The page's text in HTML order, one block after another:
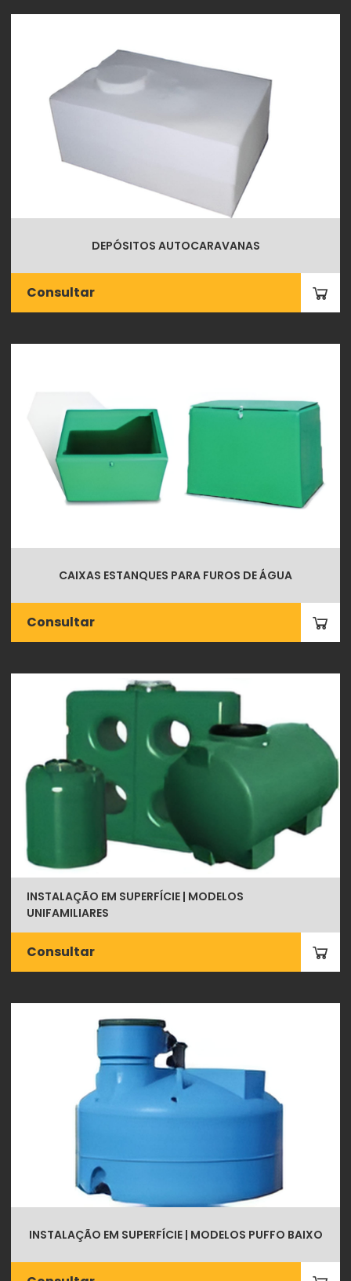
DEPÓSITOS AUTOCARAVANAS
Consultar
CAIXAS ESTANQUES PARA FUROS DE ÁGUA
Consultar
INSTALAÇÃO EM SUPERFÍCIE | MODELOS
UNIFAMILIARES
Consultar
INSTALAÇÃO EM SUPERFÍCIE | MODELOS PUFFO BAIXO